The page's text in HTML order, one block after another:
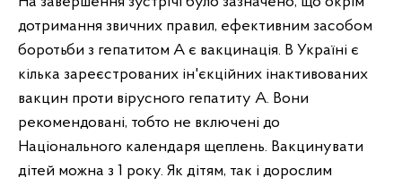
дотримання звичних правил, ефективним засобом
боротьби з гепатитом А є вакцинація. В Україні є
кілька зареєстрованих ін'єкційних інактивованих
вакцин проти вірусного гепатиту А. Вони
рекомендовані, тобто не включені до
Національного календаря щеплень. Вакцинувати
дітей можна з 1 року. Як дітям, так і дорослим